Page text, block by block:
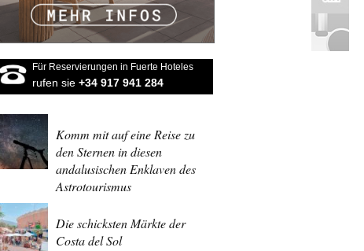
Für Reservierungen in Fuerte Hoteles
rufen sie +34 917 941 284
Komm mit auf eine Reise zu
den Sternen in diesen
andalusischen Enklaven des
Astrotourismus
Die schicksten Märkte der
Costa del Sol